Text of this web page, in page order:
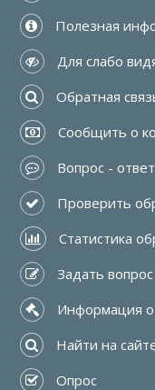
Полезная
Для слабо
Обратная
Сообщить о
Вопрос - ответ
Проверить
Статистика
Задать вопрос
Информация о
Найти на
Опрос